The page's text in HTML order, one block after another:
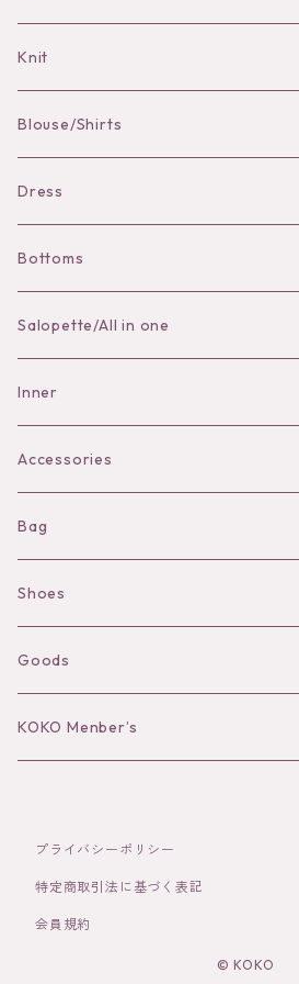
Knit
Blouse/Shirts
Dress
Bottoms
Skirt
Pants
Salopette/All in one
Inner
Bra
Shorts
Camisole
Long sleeve
Accessories
Necklace
Pierce/Earring
Ear Cuff
Bracelet／Bangle
Brooch
Hair Accessories
Bag
Shoes
Goods
Hat
Socks
KOKO Menber’s
プライバシーポリシー
特定商取引法に基づく表記
会員規約
© KOKO